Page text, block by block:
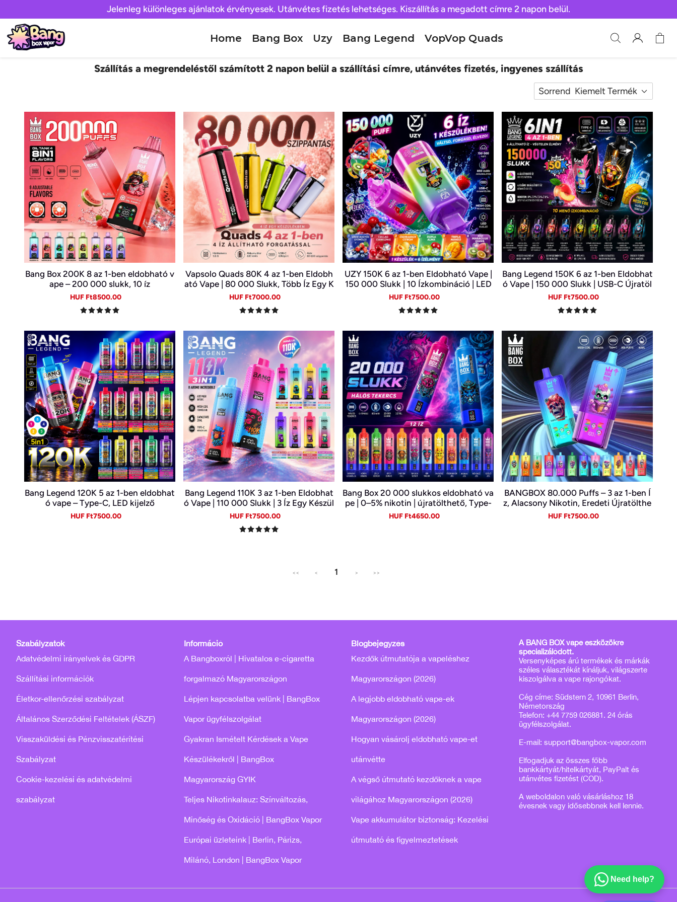
Jelenleg különleges ajánlatok érvényesek. Utánvétes fizetés lehetséges. Kiszállítás a megadott címre 2 napon belül.
Home Bang Box Uzy Bang Legend VopVop Quads
Szállítás a megrendeléstől számított 2 napon belül a szállítási címre, utánvétes fizetés, ingyenes szállítás
Sorrend Kiemelt Termék
Bang Box 200K 8 az 1-ben eldobható v
ape – 200 000 slukk, 10 íz
Sale
HUF Ft8500.00
Vapsolo Quads 80K 4 az 1-ben Eldobh
ató Vape | 80 000 Slukk, Több Íz Egy K
észülékben
Sale
HUF Ft7000.00
UZY 150K 6 az 1-ben Eldobható Vape |
150 000 Slukk | 10 Ízkombináció | LED
Kijelző | Type-C Újratölthető E-cigi
Sale
HUF Ft7500.00
Bang Legend 150K 6 az 1-ben Eldobhat
ó Vape | 150 000 Slukk | USB-C Újratöl
thető E-cigi | 6 Íz Egy Készülékben
Sale
HUF Ft7500.00
Bang Legend 120K 5 az 1-ben eldobhat
ó vape – Type-C, LED kijelző
Sale
HUF Ft7500.00
Bang Legend 110K 3 az 1-ben Eldobhat
ó Vape | 110 000 Slukk | 3 Íz Egy Készül
ékben | Digitális Kijelző | Type-C
Sale
HUF Ft7500.00
Bang Box 20 000 slukkos eldobható va
pe | 0–5% nikotin | újratölthető, Type-
C
Sale
HUF Ft4650.00
BANGBOX 80.000 Puffs – 3 az 1-ben Í
z, Alacsony Nikotin, Eredeti Újratölthe
tő Eldobható Vape Nagykereskedelem
Sale
HUF Ft7500.00
<< < 1 > >>
Szabályzatok
Adatvédelmi irányelvek és GDPR
Szállítási információk
Életkor-ellenőrzési szabályzat
Általános Szerződési Feltételek (ÁSZF)
Visszaküldési és Pénzvisszatérítési
Szabályzat
Cookie-kezelési és adatvédelmi
szabályzat
Információ
A Bangboxról | Hivatalos e-cigaretta
forgalmazó Magyarországon
Lépjen kapcsolatba velünk | BangBox
Vapor ügyfélszolgálat
Gyakran Ismételt Kérdések a Vape
Készülékekről | BangBox
Magyarország GYIK
Teljes Nikotinkalauz: Színváltozás,
Minőség és Oxidáció | BangBox Vapor
Európai üzleteink | Berlin, Párizs,
Milánó, London | BangBox Vapor
Blogbejegyzés
Kezdők útmutatója a vapeléshez
Magyarországon (2026)
A legjobb eldobható vape-ek
Magyarországon (2026)
Hogyan vásárolj eldobható vape-et
utánvétte
A végső útmutató kezdőknek a vape
világához Magyarországon (2026)
Vape akkumulátor biztonság: Kezelési
útmutató és figyelmeztetések
A BANG BOX vape eszközökre
specializálódott.
Versenyképes árú termékek és márkák
széles választékát kínáljuk, világszerte
kiszolgálva a vape rajongókat.
Cég címe: Südstern 2, 10961 Berlin,
Németország
Telefon: +44 7759 026881. 24 órás
ügyfélszolgálat.
E-mail: support@bangbox-vapor.com
Elfogadjuk az összes főbb
bankkártyát/hitelkártyát, PayPalt és
utánvétes fizetést (COD).
A weboldalon való vásárláshoz 18
évesnek vagy idősebbnek kell lennie.
Need help?